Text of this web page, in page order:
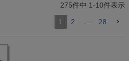
275件中 1-10件表示
1 2 28